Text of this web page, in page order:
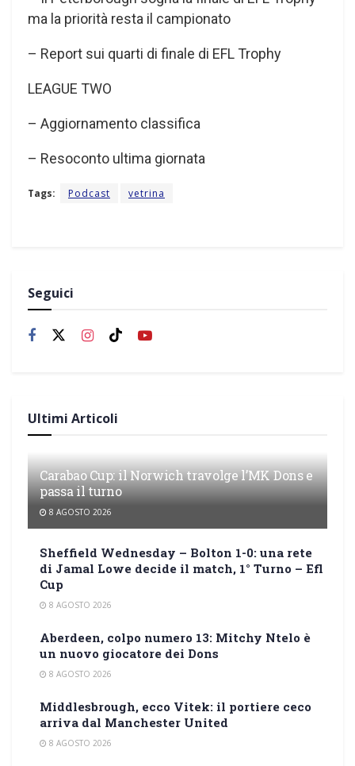
ma la priorità resta il campionato
– Report sui quarti di finale di EFL Trophy
LEAGUE TWO
– Aggiornamento classifica
– Resoconto ultima giornata
Tags: Podcast vetrina
Seguici
Ultimi Articoli
Carabao Cup: il Norwich travolge l’MK Dons e
passa il turno
8 AGOSTO 2026
Sheffield Wednesday – Bolton 1-0: una rete
di Jamal Lowe decide il match, 1° Turno – Efl
Cup
8 AGOSTO 2026
Aberdeen, colpo numero 13: Mitchy Ntelo è
un nuovo giocatore dei Dons
8 AGOSTO 2026
Middlesbrough, ecco Vitek: il portiere ceco
arriva dal Manchester United
8 AGOSTO 2026